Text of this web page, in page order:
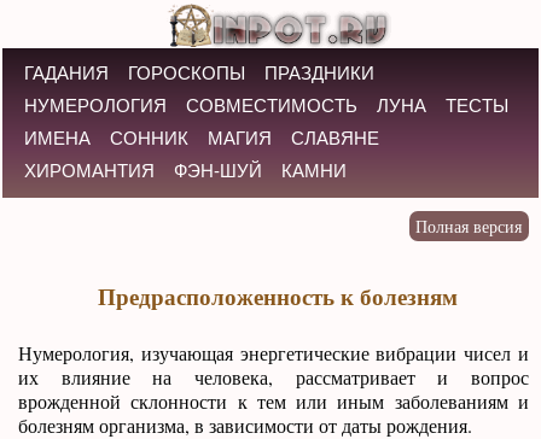
ГАДАНИЯ ГОРОСКОПЫ
ПРАЗДНИКИ
НУМЕРОЛОГИЯ
СОВМЕСТИМОСТЬ ЛУНА
ТЕСТЫ
ИМЕНА
СОННИК МАГИЯ
СЛАВЯНЕ
ХИРОМАНТИЯ
ФЭН-ШУЙ КАМНИ
Предрасположенность к болезням
Нумерология, изучающая энергетические вибрации чисел и
их влияние на человека, рассматривает и вопрос
врожденной склонности к тем или иным заболеваниям и
болезням организма, в зависимости от даты рождения.